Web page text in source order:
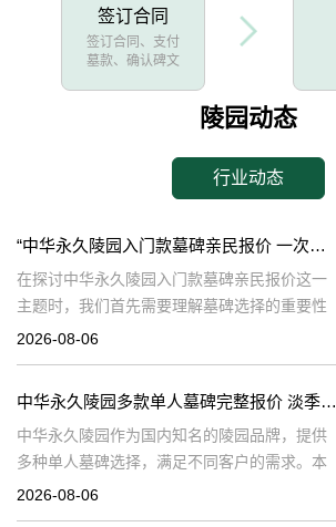
签订合同
签订合同、支付
墓款、确认碑文
陵园动态
行业动态
“中华永久陵园入门款墓碑亲民报价 一次性付清享折上折：超值优惠与便捷选择的完美结合”
在探讨中华永久陵园入门款墓碑亲民报价这一
主题时，我们首先需要理解墓碑选择的重要性
及其对逝者与生者的影响。墓碑不仅是对逝者
2026-08-06
中华永久陵园多款单人墓碑完整报价 淡季下单直降数千元详解
中华永久陵园作为国内知名的陵园品牌，提供
多种单人墓碑选择，满足不同客户的需求。本
文将详细介绍中华永久陵园多款单人墓碑的完
2026-08-06